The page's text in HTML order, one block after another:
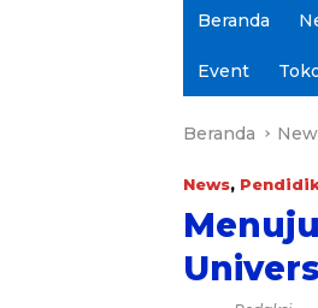
Beranda
Event
Beranda
News,